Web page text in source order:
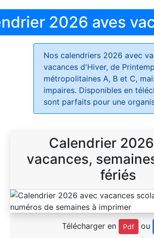
2026 aves
Nos calendriers 2026 avec
vacances d'Hiver, de
métropolitaines A, B et C,
impaires. Disponibles en
sont parfaits pour une
Calendrier
vacances,
fériés
Télécharger en Pdf ou